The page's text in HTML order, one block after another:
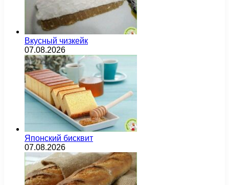
Вкусный чизкейк
07.08.2026
Японский бисквит
07.08.2026